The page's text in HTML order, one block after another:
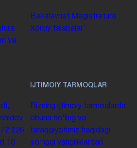
va
Bakalavriat Magistratura
Xorijiy talabalar
226
10
IJTIMOIY TARMOQLAR
Bizning ijtimoiy tarmoqlarda
obuna boʻling va
taraqqiyotimiz haqidagi
soʻnggi yangiliklardan